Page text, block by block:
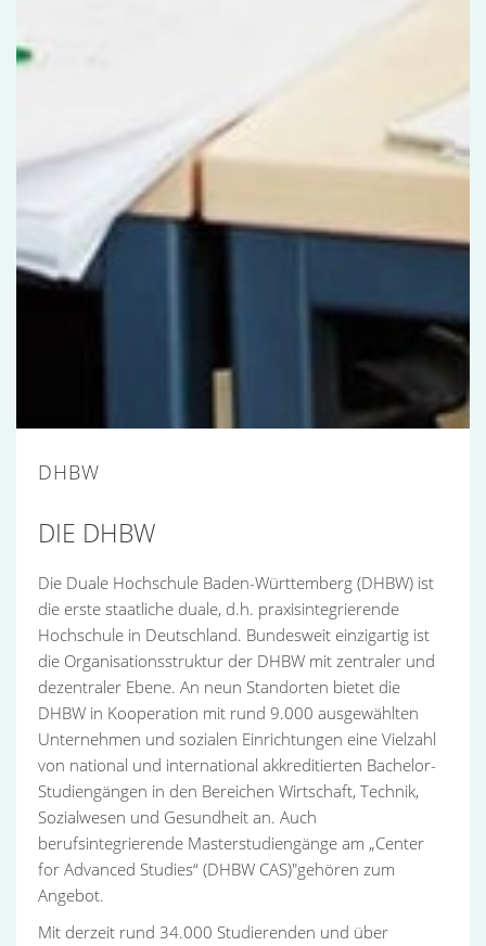
DHBW
DIE DHBW
Die Duale Hochschule Baden-Württemberg (DHBW) ist
die erste staatliche duale, d.h. praxisintegrierende
Hochschule in Deutschland. Bundesweit einzigartig ist
die Organisationsstruktur der DHBW mit zentraler und
dezentraler Ebene. An neun Standorten bietet die
DHBW in Kooperation mit rund 9.000 ausgewählten
Unternehmen und sozialen Einrichtungen eine Vielzahl
von national und international akkreditierten Bachelor-
Studiengängen in den Bereichen Wirtschaft, Technik,
Sozialwesen und Gesundheit an. Auch
berufsintegrierende Masterstudiengänge am „Center
for Advanced Studies“ (DHBW CAS)"gehören zum
Angebot.
Mit derzeit rund 34.000 Studierenden und über